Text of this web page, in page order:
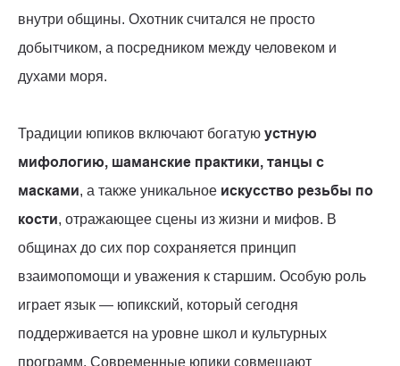
внутри общины. Охотник считался не просто
добытчиком, а посредником между человеком и
духами моря.
Традиции юпиков включают богатую устную
мифологию, шаманские практики, танцы с
масками, а также уникальное искусство резьбы по
кости, отражающее сцены из жизни и мифов. В
общинах до сих пор сохраняется принцип
взаимопомощи и уважения к старшим. Особую роль
играет язык — юпикский, который сегодня
поддерживается на уровне школ и культурных
программ. Современные юпики совмещают